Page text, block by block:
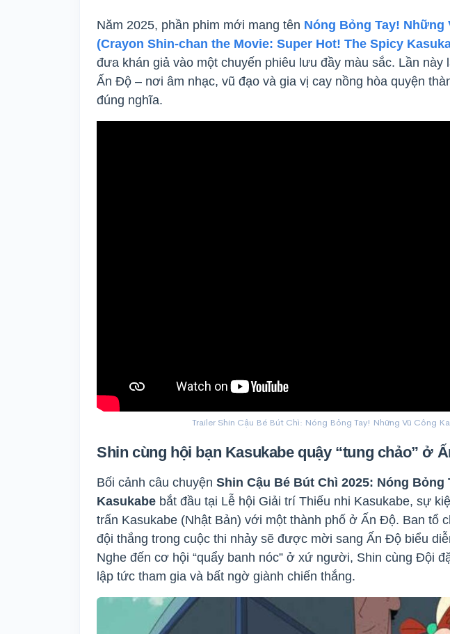
Năm 2025, phần phim mới mang tên Nóng Bỏng Tay! Những
(Crayon Shin-chan the Movie: Super Hot! The Spicy
đưa khán giả vào một chuyến phiêu lưu đầy màu sắc. Lần này
Ấn Độ – nơi âm nhạc, vũ đạo và gia vị cay nồng hòa quyện
đúng nghĩa.
Trailer Shin Cậu Bé Bút Chì: Nóng Bỏng Tay! Những Vũ Công
Shin cùng hội bạn Kasukabe quậy “tung chảo” ở
Bối cảnh câu chuyện Shin Cậu Bé Bút Chì 2025: Nóng Bỏng
Kasukabe bắt đầu tại Lễ hội Giải trí Thiếu nhi Kasukabe, sự
trấn Kasukabe (Nhật Bản) với một thành phố ở Ấn Độ. Ban tổ
đội thắng trong cuộc thi nhảy sẽ được mời sang Ấn Độ biểu
Nghe đến cơ hội “quẩy banh nóc” ở xứ người, Shin cùng Đội
lập tức tham gia và bất ngờ giành chiến thắng.